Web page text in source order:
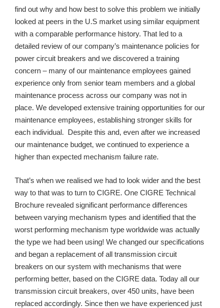
find out why and how best to solve this problem we initially
looked at peers in the U.S market using similar equipment
with a comparable performance history. That led to a
detailed review of our company’s maintenance policies for
power circuit breakers and we discovered a training
concern – many of our maintenance employees gained
experience only from senior team members and a global
maintenance process across our company was not in
place. We developed extensive training opportunities for our
maintenance employees, establishing stronger skills for
each individual. Despite this and, even after we increased
our maintenance budget, we continued to experience a
higher than expected mechanism failure rate.
That’s when we realised we had to look wider and the best
way to that was to turn to CIGRE. One CIGRE Technical
Brochure revealed significant performance differences
between varying mechanism types and identified that the
worst performing mechanism type worldwide was actually
the type we had been using! We changed our specifications
and began a replacement of all transmission circuit
breakers on our system with mechanisms that were
performing better, based on the CIGRE data. Today all our
transmission circuit breakers, over 450 units, have been
replaced accordingly. Since then we have experienced just